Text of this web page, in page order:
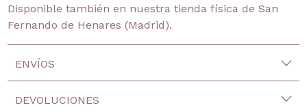
Disponible también en nuestra tienda física de San
Fernando de Henares (Madrid).
ENVÍOS
DEVOLUCIONES